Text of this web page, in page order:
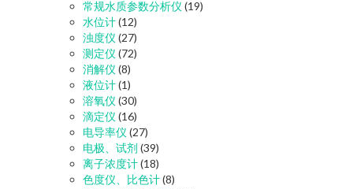
常规水质参数分析仪 (19)
水位计(12)
浊度仪 (27)
测定仪 (72)
消解仪 (8)
液位计(1)
溶氧仪 (30)
滴定仪 (16)
电导率仪 (27)
电极、试剂 (39)
离子浓度计(18)
色度仪、比色计(8)